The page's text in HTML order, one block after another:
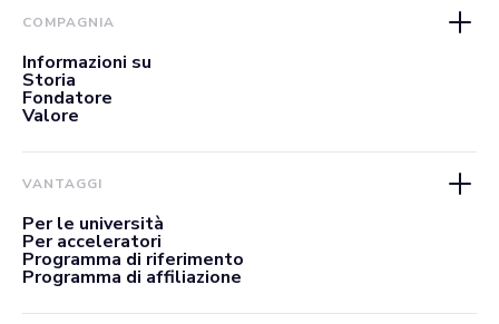
COMPAGNIA
Informazioni su
Storia
Fondatore
Valore
VANTAGGI
Per le università
Per acceleratori
Programma di riferimento
Programma di affiliazione